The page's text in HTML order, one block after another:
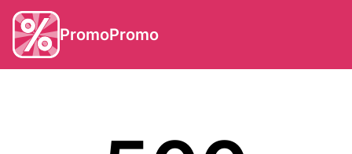
PromoPromo